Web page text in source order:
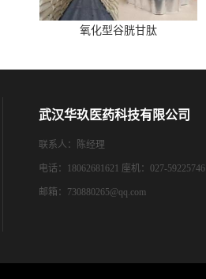
氧化型谷胱甘肽
武汉华玖医药科技有限公司
联系人：陈经理
电话：18062681621 座机：027-59225746
邮箱： 730880265@qq.com